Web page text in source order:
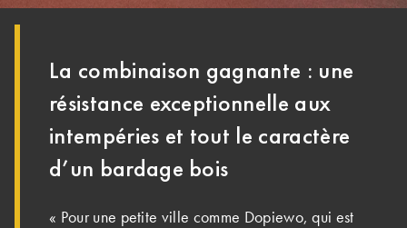
La combinaison gagnante : une
résistance exceptionnelle aux
intempéries et tout le caractère
d’un bardage bois
« Pour une petite ville comme Dopiewo, qui est